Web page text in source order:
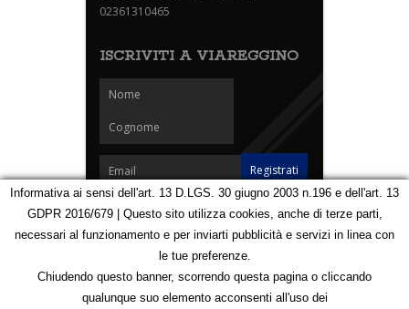
02361310465
ISCRIVITI A VIAREGGINO
Homepage Notizie Speciali Eventi Foto Carnevale
Partners
Contatti
Mappa
Informativa ai sensi dell'art. 13 D.LGS. 30 giugno 2003 n.196 e dell'art. 13
GDPR 2016/679 | Questo sito utilizza cookies, anche di terze parti,
necessari al funzionamento e per inviarti pubblicità e servizi in linea con
le tue preferenze.
Chiudendo questo banner, scorrendo questa pagina o cliccando
qualunque suo elemento acconsenti all'uso dei